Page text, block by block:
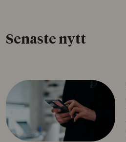
Senaste nytt